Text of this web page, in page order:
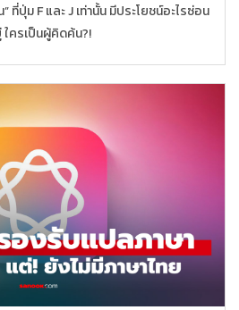
ที่ปุ่ม F และ J เท่านั้น มีประโยชน์อะไรซ่อน
ใครเป็นผู้คิดค้น?!